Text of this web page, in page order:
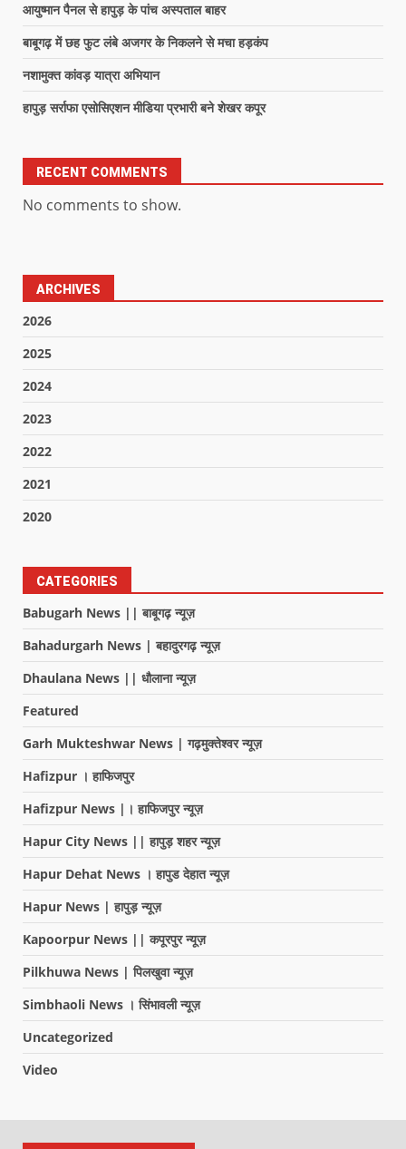
आयुष्मान पैनल से हापुड़ के पांच अस्पताल बाहर
बाबूगढ़ में छह फुट लंबे अजगर के निकलने से मचा हड़कंप
नशामुक्त कांवड़ यात्रा अभियान
हापुड़ सर्राफा एसोसिएशन मीडिया प्रभारी बने शेखर कपूर
RECENT COMMENTS
No comments to show.
ARCHIVES
2026
2025
2024
2023
2022
2021
2020
CATEGORIES
Babugarh News || बाबूगढ़ न्यूज़
Bahadurgarh News | बहादुरगढ़ न्यूज़
Dhaulana News || धौलाना न्यूज़
Featured
Garh Mukteshwar News | गढ़मुक्तेश्वर न्यूज़
Hafizpur । हाफिजपुर
Hafizpur News |। हाफिजपुर न्यूज़
Hapur City News || हापुड़ शहर न्यूज़
Hapur Dehat News । हापुड देहात न्यूज़
Hapur News | हापुड़ न्यूज़
Kapoorpur News || कपूरपुर न्यूज़
Pilkhuwa News | पिलखुवा न्यूज़
Simbhaoli News । सिंभावली न्यूज़
Uncategorized
Video